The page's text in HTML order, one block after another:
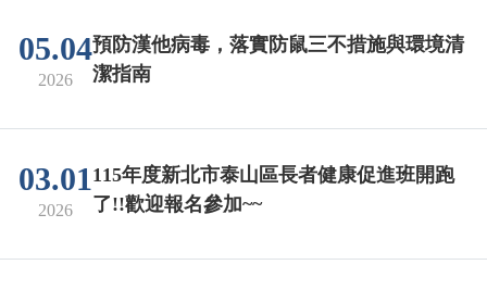
05.04
2026
預防漢他病毒，落實防鼠三不措施與環境清
潔指南
03.01
2026
115年度新北市泰山區長者健康促進班開跑
了!!歡迎報名參加~~